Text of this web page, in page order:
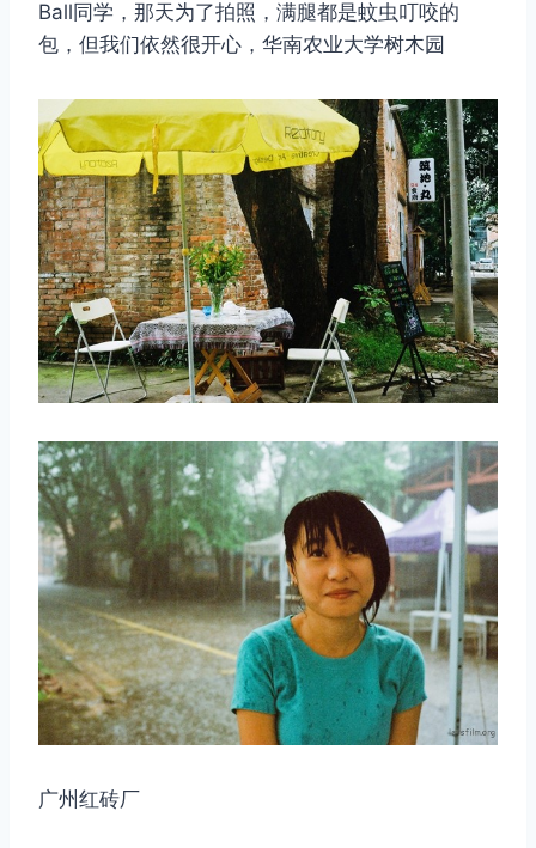
Ball同学，那天为了拍照，满腿都是蚊虫叮咬的
包，但我们依然很开心，华南农业大学树木园
广州红砖厂